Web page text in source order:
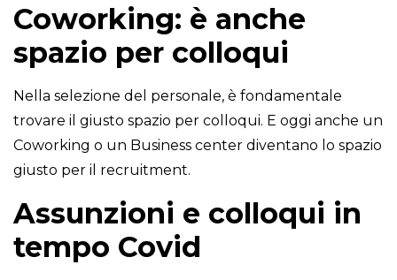
Coworking: è anche
spazio per colloqui
Nella selezione del personale, è fondamentale
trovare il giusto spazio per colloqui. E oggi anche un
Coworking o un Business center diventano lo spazio
giusto per il recruitment.
Assunzioni e colloqui in
tempo Covid